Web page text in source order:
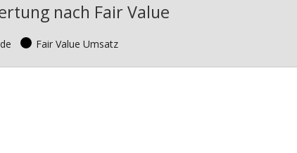
nach Fair Value
Fair Value Umsatz